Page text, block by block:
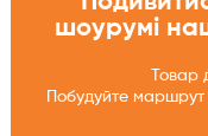
шоурумі
Товар
Побудуйте